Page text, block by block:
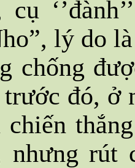
cụ
lý do
chống
đó, ở
chiến
nhưng rút